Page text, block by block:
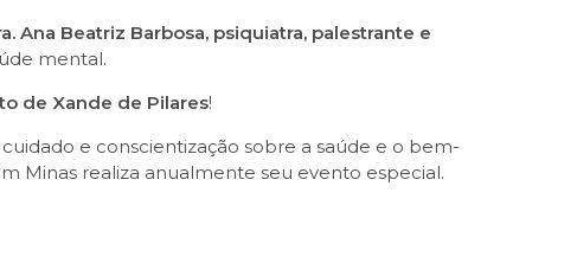
Ana Beatriz Barbosa, psiquiatra, palestrante e
mental.
de Xande de Pilares!
e conscientização sobre a saúde e o bem-
Minas realiza anualmente seu evento especial.